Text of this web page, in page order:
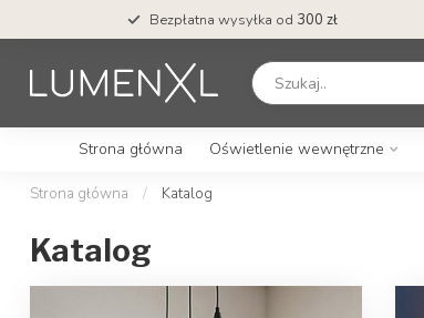
Bezpłatna wysyłka od 300 zł
Strona główna Oświetlenie wewnętrzne
Strona główna / Katalog
Katalog